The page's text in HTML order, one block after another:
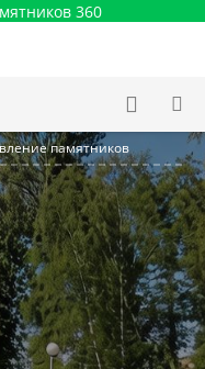
360
памятников